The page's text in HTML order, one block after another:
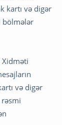
kartı və digər
bölmələr
və digər